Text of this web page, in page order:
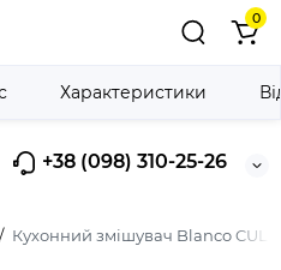
+38 (098) 310-25-26
0
Кухонний змішувач Blanco
Характеристики